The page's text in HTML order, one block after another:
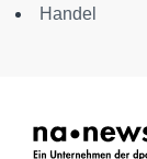
Handel